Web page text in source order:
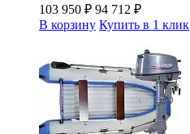
103 950 ₽ 94 712 ₽
В корзину Купить в 1 клик